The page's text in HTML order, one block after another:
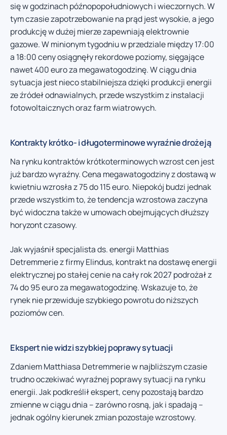
się w godzinach późnopopołudniowych i wieczornych. W
tym czasie zapotrzebowanie na prąd jest wysokie, a jego
produkcję w dużej mierze zapewniają elektrownie
gazowe. W minionym tygodniu w przedziale między 17:00
a 18:00 ceny osiągnęły rekordowe poziomy, sięgające
nawet 400 euro za megawatogodzinę. W ciągu dnia
sytuacja jest nieco stabilniejsza dzięki produkcji energii
ze źródeł odnawialnych, przede wszystkim z instalacji
fotowoltaicznych oraz farm wiatrowych.
Kontrakty krótko- i długoterminowe wyraźnie drożeją
Na rynku kontraktów krótkoterminowych wzrost cen jest
już bardzo wyraźny. Cena megawatogodziny z dostawą w
kwietniu wzrosła z 75 do 115 euro. Niepokój budzi jednak
przede wszystkim to, że tendencja wzrostowa zaczyna
być widoczna także w umowach obejmujących dłuższy
horyzont czasowy.
Jak wyjaśnił specjalista ds. energii Matthias
Detremmerie z firmy Elindus, kontrakt na dostawę energii
elektrycznej po stałej cenie na cały rok 2027 podrożał z
74 do 95 euro za megawatogodzinę. Wskazuje to, że
rynek nie przewiduje szybkiego powrotu do niższych
poziomów cen.
Ekspert nie widzi szybkiej poprawy sytuacji
Zdaniem Matthiasa Detremmerie w najbliższym czasie
trudno oczekiwać wyraźnej poprawy sytuacji na rynku
energii. Jak podkreślił ekspert, ceny pozostają bardzo
zmienne w ciągu dnia – zarówno rosną, jak i spadają –
jednak ogólny kierunek zmian pozostaje wzrostowy.